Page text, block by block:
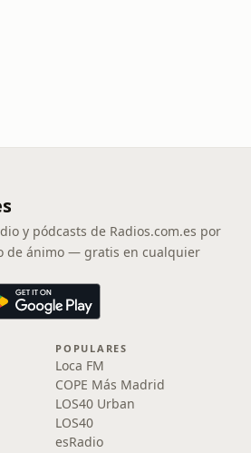
y pódcasts de Radios.com.es por
de ánimo — gratis en cualquier
POPULARES
Loca FM
COPE Más Madrid
LOS40 Urban
LOS40
esRadio